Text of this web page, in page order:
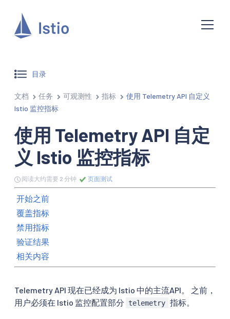
目录
文档 任务 可观测性 指标
使用 Telemetry API 自定义
Istio 监控指标
使用 Telemetry API 自定
义 Istio 监控指标
阅读大约需要 2 分钟 页面测试
开始之前
覆盖指标
禁用指标
验证结果
相关内容
Telemetry API 现在已经成为 Istio 中的主流API。 之前，
用户必须在 Istio 监控配置部分
telemetry 指标。